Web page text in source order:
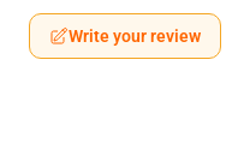
Write your review